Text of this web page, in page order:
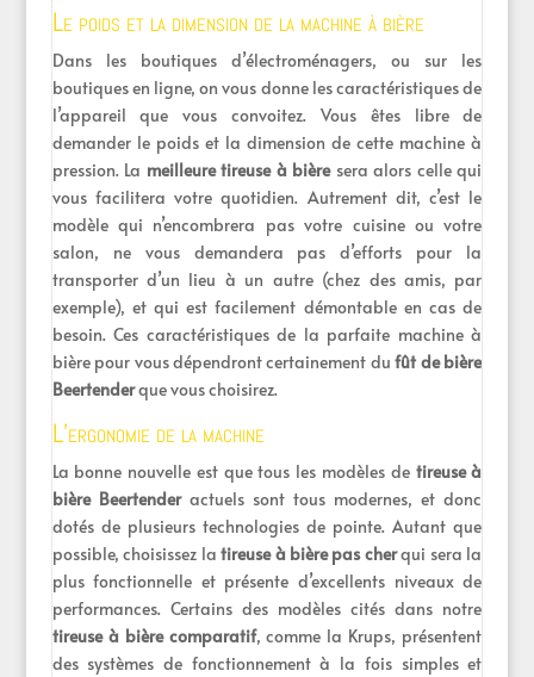
Le poids et la dimension de la machine à bière
Dans les boutiques d’électroménagers, ou sur les
boutiques en ligne, on vous donne les caractéristiques de
l’appareil que vous convoitez. Vous êtes libre de
demander le poids et la dimension de cette machine à
pression. La meilleure tireuse à bièresera alors celle qui
vous facilitera votre quotidien. Autrement dit, c’est le
modèle qui n’encombrera pas votre cuisine ou votre
salon, ne vous demandera pas d’efforts pour la
transporter d’un lieu à un autre (chez des amis, par
exemple), et qui est facilement démontable en cas de
besoin. Ces caractéristiques de la parfaite machine à
bière pour vous dépendront certainement dufût de bière
Beertenderque vous choisirez.
L’ergonomie de la machine
La bonne nouvelle est que tous les modèles de tireuse à
bière Beertenderactuels sont tous modernes, et donc
dotés de plusieurs technologies de pointe. Autant que
possible, choisissez latireuse à bière pas cherqui sera la
plus fonctionnelle et présente d’excellents niveaux de
performances. Certains des modèles cités dans notre
tireuse à bière comparatif, comme la Krups, présentent
des systèmes de fonctionnement à la fois simples et